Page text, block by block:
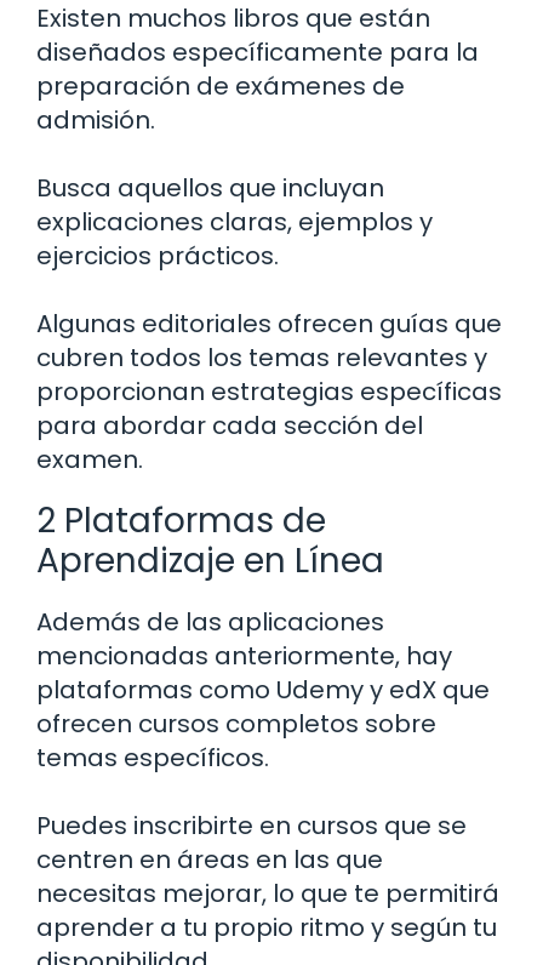
Existen muchos libros que están
diseñados específicamente para la
preparación de exámenes de
admisión.
Busca aquellos que incluyan
explicaciones claras, ejemplos y
ejercicios prácticos.
Algunas editoriales ofrecen guías que
cubren todos los temas relevantes y
proporcionan estrategias específicas
para abordar cada sección del
examen.
2 Plataformas de
Aprendizaje en Línea
Además de las aplicaciones
mencionadas anteriormente, hay
plataformas como Udemy y edX que
ofrecen cursos completos sobre
temas específicos.
Puedes inscribirte en cursos que se
centren en áreas en las que
necesitas mejorar, lo que te permitirá
aprender a tu propio ritmo y según tu